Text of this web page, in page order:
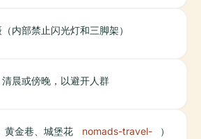
内部禁止闪光灯和三脚架）
清晨或傍晚，以避开人群
黄金巷、城堡花
nomads-travel-
）